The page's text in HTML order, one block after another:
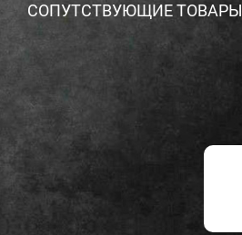
СОПУТСТВУЮЩИЕ ТОВАРЫ